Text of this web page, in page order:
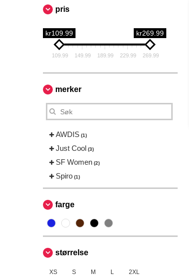
pris
kr109.99 kr269.99
109.99 149.99 189.99 229.99 269.99
merker
AWDIS (1)
Just Cool (3)
SF Women (2)
Spiro (1)
farge
størrelse
XS S M L 2XL